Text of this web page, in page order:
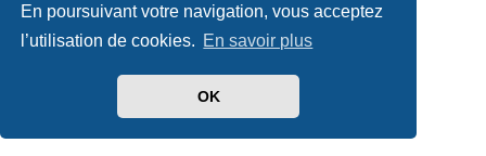
En poursuivant votre navigation, vous acceptez
l’utilisation de cookies. En savoir plus
OK